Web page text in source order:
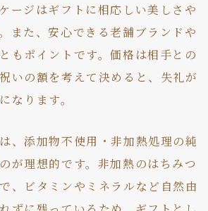
ージはギフトに相応しい美しさや
また、安心できる老舗ブランドや
もポイントです。価格は相手との
いの額を考えて決めると、失礼が
なります。
、添加物不使用・非加熱処理の純
が理想的です。非加熱のはちみつ
、ビタミンやミネラルなど自然由